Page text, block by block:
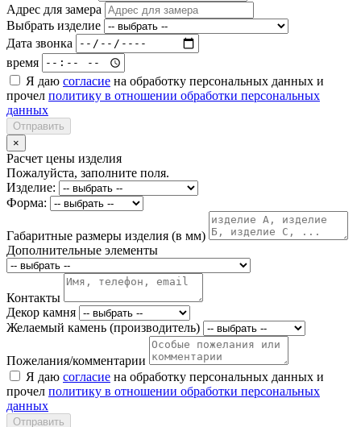
Адрес для замера
Выбрать изделие
Дата звонка
время
Я даю согласие на обработку персональных данных и
прочел политику в отношении обработки персональных
данных
Отправить
×
Расчет цены изделия
Пожалуйста, заполните поля.
Изделие:
Форма:
Габаритные размеры изделия (в мм)
Дополнительные элементы
Контакты
Декор камня
Желаемый камень (производитель)
Пожелания/комментарии
Я даю согласие на обработку персональных данных и
прочел политику в отношении обработки персональных
данных
Отправить